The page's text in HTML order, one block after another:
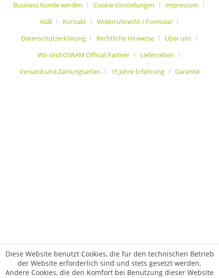
Business Kunde werden Cookie-Einstellungen
Impressum
AGB
Kontakt
Widerrufsrecht / Formular
Datenschutzerklärung
Rechtliche Hinweise
Über uns
Wir sind OSRAM Official Partner
Lieferzeiten
Versand und Zahlungsarten
15 Jahre Erfahrung Garantie
Diese Website benutzt Cookies, die für den technischen Betrieb
der Website erforderlich sind und stets gesetzt werden.
Andere Cookies, die den Komfort bei Benutzung dieser Website